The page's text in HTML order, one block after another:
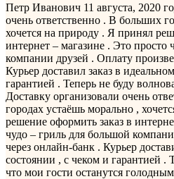
Петр Иванович 11 августа, 2020
очень ответственно . В больших
хочется на природу . Я принял
интернет – магазине . Это просто
компании друзей . Оплату
Курьер доставил заказ в
гарантией . Теперь не буду
Доставку организовали очень
городах устаёшь морально ,
решение оформить заказ в
чудо – гриль для большой
через онлайн-банк . Курьер
состоянии , с чеком и гарантией .
что мои гости останутся